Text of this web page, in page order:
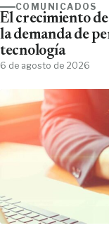
COMUNICADOS
El crecimiento
la demanda de
tecnología
6 de agosto de 2026